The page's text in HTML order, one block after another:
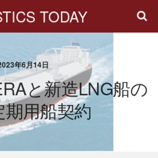
TODAY
年6月14日
と新造LNG船の
用船契約